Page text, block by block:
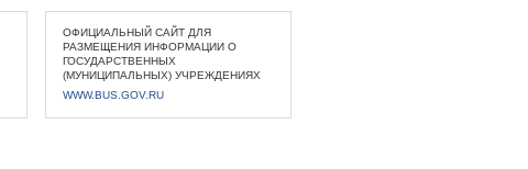
ОФИЦИАЛЬНЫЙ САЙТ ДЛЯ
РАЗМЕЩЕНИЯ ИНФОРМАЦИИ О
ГОСУДАРСТВЕННЫХ
(МУНИЦИПАЛЬНЫХ) УЧРЕЖДЕНИЯХ
WWW.BUS.GOV.RU